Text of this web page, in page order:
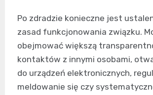
Po zdradzie konieczne jest
zasad funkcjonowania związku.
obejmować większą
kontaktów z innymi osobami,
do urządzeń elektronicznych,
meldowanie się czy